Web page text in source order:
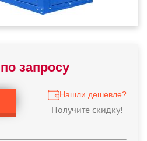
по запросу
Нашли дешевле?
Получите скидку!